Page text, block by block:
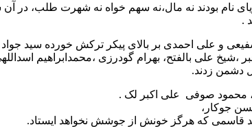
جویای نام بودند نه مال،نه سهم خواه نه شهرت
.
و علی احمدی بر بالای پیکر ترکش خورده سید
علی بالفتح، بهرام گودرزی ،محمدابراهیم
دشمن زدند.
محمود صوفی علی اکبر لک .
جوکار،
قاسمی که هرگز خونش از جوشش نخواهد ایستاد.